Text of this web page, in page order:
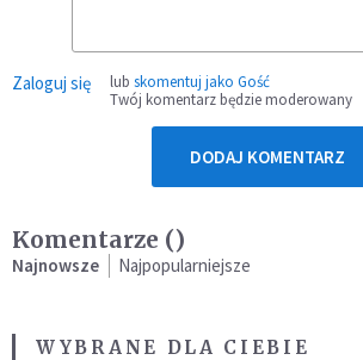
Zaloguj się lub skomentuj jako Gość
Twój komentarz będzie moderowany
DODAJ KOMENTARZ
Komentarze ()
Najnowsze Najpopularniejsze
WYBRANE DLA CIEBIE